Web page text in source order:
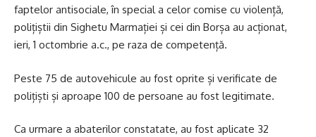
faptelor antisociale, în special a celor comise cu violență,
polițiștii din Sighetu Marmației și cei din Borșa au acționat,
ieri, 1 octombrie a.c., pe raza de competență.
Peste 75 de autovehicule au fost oprite și verificate de
polițiști și aproape 100 de persoane au fost legitimate.
Ca urmare a abaterilor constatate, au fost aplicate 32